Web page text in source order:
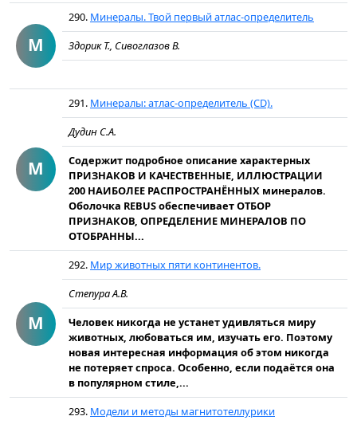
М
290. Минералы. Твой первый атлас-определитель
Здорик Т., Сивоглазов В.
М
291. Минералы: атлас-определитель (CD).
Дудин С.А.
Содержит подробное описание характерных
ПРИЗНАКОВ И КАЧЕСТВЕННЫЕ, ИЛЛЮСТРАЦИИ
200 НАИБОЛЕЕ РАСПРОСТРАНЁННЫХ минералов.
Оболочка REBUS обеспечивает ОТБОР
ПРИЗНАКОВ, ОПРЕДЕЛЕНИЕ МИНЕРАЛОВ ПО
ОТОБРАННЫ...
М
292. Мир животных пяти континентов.
Степура А.В.
Человек никогда не устанет удивляться миру
животных, любоваться им, изучать его. Поэтому
новая интересная информация об этом никогда
не потеряет спроса. Особенно, если подаётся она
в популярном стиле,...
293. Модели и методы магнитотеллурики